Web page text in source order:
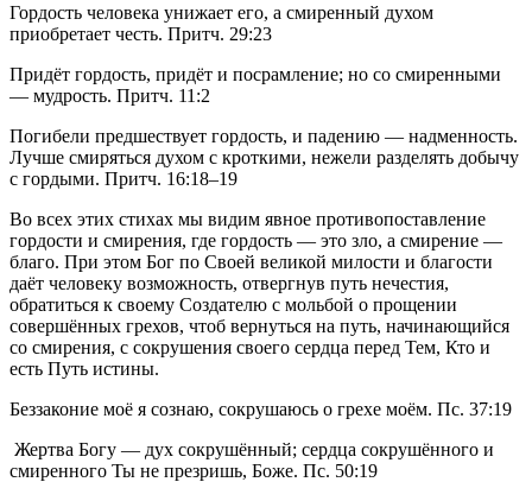
Гордость человека унижает его, а смиренный духом
приобретает честь. Притч. 29:23
Придёт гордость, придёт и посрамление; но со смиренными
— мудрость. Притч. 11:2
Погибели предшествует гордость, и падению — надменность.
Лучше смиряться духом с кроткими, нежели разделять добычу
с гордыми. Притч. 16:18–19
Во всех этих стихах мы видим явное противопоставление
гордости и смирения, где гордость — это зло, а смирение —
благо. При этом Бог по Своей великой милости и благости
даёт человеку возможность, отвергнув путь нечестия,
обратиться к своему Создателю с мольбой о прощении
совершённых грехов, чтоб вернуться на путь, начинающийся
со смирения, с сокрушения своего сердца перед Тем, Кто и
есть Путь истины.
Беззаконие моё я сознаю, сокрушаюсь о грехе моём. Пс. 37:19
Жертва Богу — дух сокрушённый; сердца сокрушённого и
смиренного Ты не презришь, Боже. Пс. 50:19